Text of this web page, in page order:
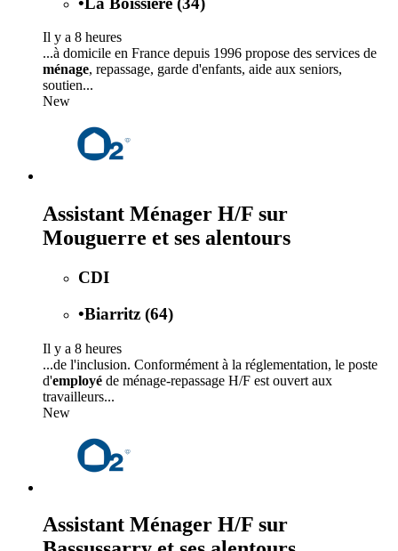
Il y a 8 heures
...à domicile en France depuis 1996 propose des services de
ménage, repassage, garde d'enfants, aide aux seniors,
soutien...
New
Assistant Ménager H/F sur
Mouguerre et ses alentours
CDI
•Biarritz (64)
Il y a 8 heures
...de l'inclusion. Conformément à la réglementation, le poste
d'employé de ménage-repassage H/F est ouvert aux
travailleurs...
New
Assistant Ménager H/F sur